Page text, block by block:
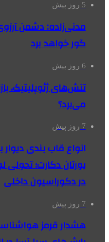
5 روز پیش
مدنی‌زاده: دشمن
گور خواهد برد
6 روز پیش
تنش‌های ژئوپلیتیک،
می‌برد؟
7 روز پیش
انواع قاب بندی
یورتان دکارت؛
در دکوراسیون داخلی
7 روز پیش